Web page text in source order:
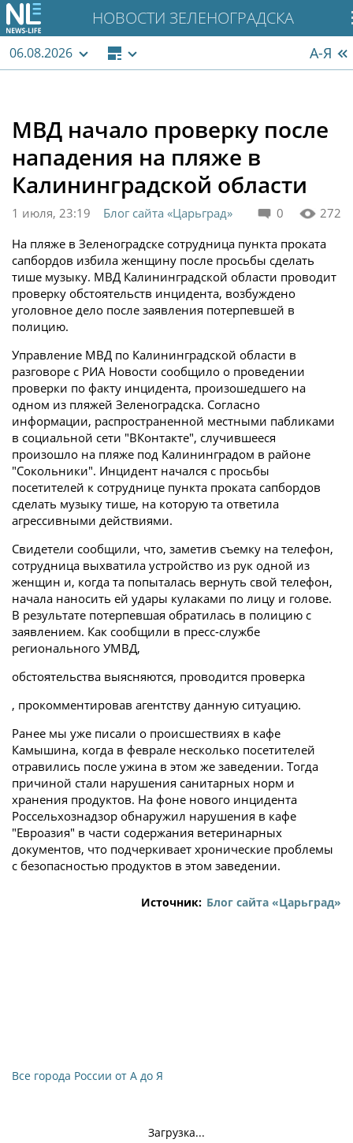
НОВОСТИ ЗЕЛЕНОГРАДСКА
06.08.2026 А-Я
МВД начало проверку после
нападения на пляже в
Калининградской области
0 272
1 июля, 23:19
Блог сайта «Царьград»
На пляже в Зеленоградске сотрудница пункта проката
сапбордов избила женщину после просьбы сделать
тише музыку. МВД Калининградской области проводит
проверку обстоятельств инцидента, возбуждено
уголовное дело после заявления потерпевшей в
полицию.
Управление МВД по Калининградской области в
разговоре с РИА Новости сообщило о проведении
проверки по факту инцидента, произошедшего на
одном из пляжей Зеленоградска. Согласно
информации, распространенной местными пабликами
в социальной сети "ВКонтакте", случившееся
произошло на пляже под Калининградом в районе
"Сокольники". Инцидент начался с просьбы
посетителей к сотруднице пункта проката сапбордов
сделать музыку тише, на которую та ответила
агрессивными действиями.
Свидетели сообщили, что, заметив съемку на телефон,
сотрудница выхватила устройство из рук одной из
женщин и, когда та попыталась вернуть свой телефон,
начала наносить ей удары кулаками по лицу и голове.
В результате потерпевшая обратилась в полицию с
заявлением. Как сообщили в пресс-службе
регионального УМВД,
обстоятельства выясняются, проводится проверка
, прокомментировав агентству данную ситуацию.
Ранее мы уже писали о происшествиях в кафе
Камышина, когда в феврале несколько посетителей
отравились после ужина в этом же заведении. Тогда
причиной стали нарушения санитарных норм и
хранения продуктов. На фоне нового инцидента
Россельхознадзор обнаружил нарушения в кафе
"Евроазия" в части содержания ветеринарных
документов, что подчеркивает хронические проблемы
с безопасностью продуктов в этом заведении.
Источник: Блог сайта «Царьград»
Все города России от А до Я
Загрузка...